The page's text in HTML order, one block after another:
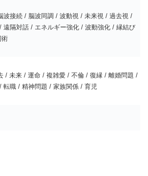
波接続 / 脳波同調 / 波動視 / 未来視 / 過去視 /
遠隔対話 / エネルギー強化 / 波動強化 / 縁結び
術
/ 未来 / 運命 / 複雑愛 / 不倫 / 復縁 / 離婚問題 /
転職 / 精神問題 / 家族関係 / 育児